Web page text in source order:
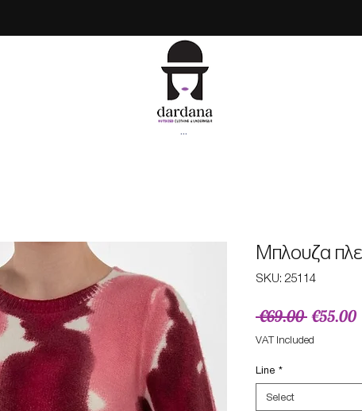
Mπλουζα
SKU: 25114
€69.00 Regular
Price
€55.00
VAT Included
Line *
Select